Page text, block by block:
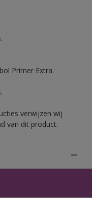
Primer Extra.
verwijzen wij
van dit product.